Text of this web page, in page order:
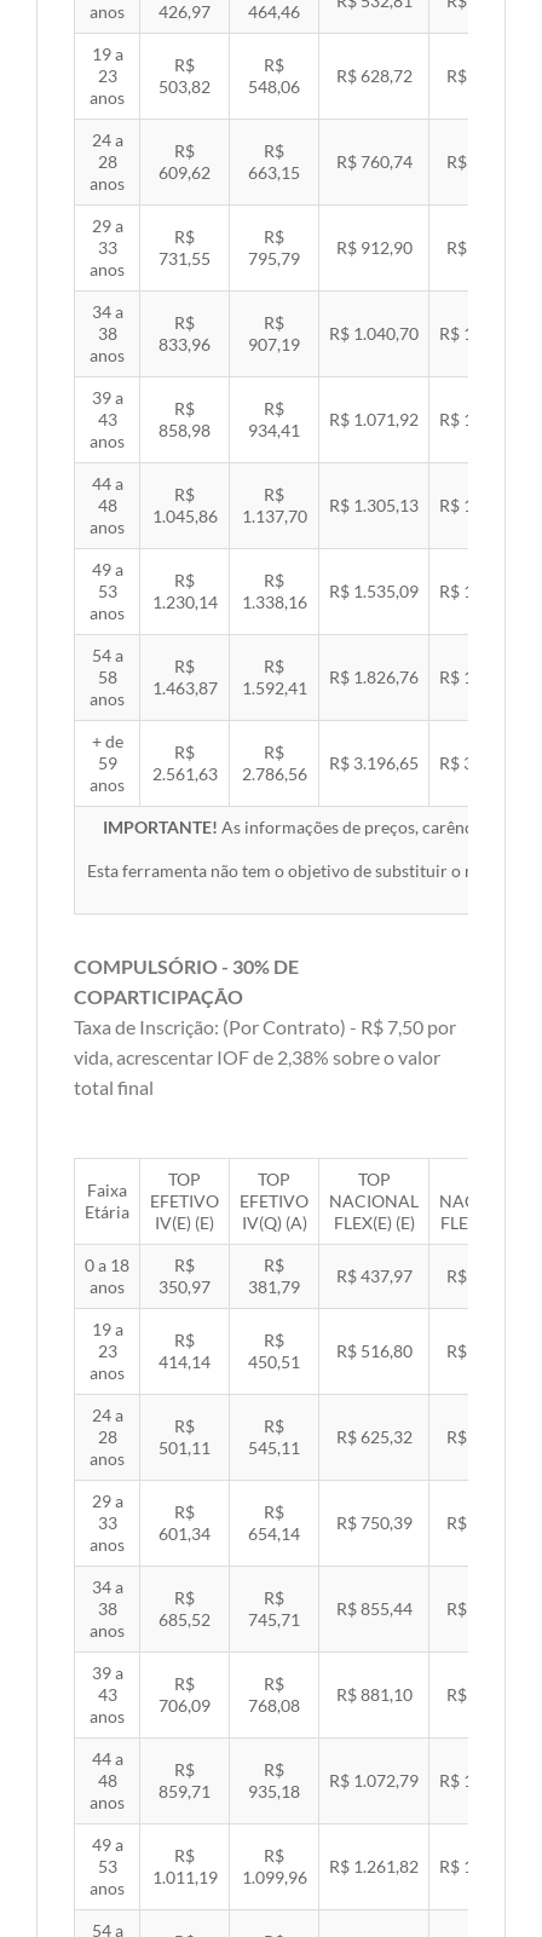
anos 426,97 464,46
19 a
23
anos
R$
503,82
R$
548,06
R$ 628,72 R$ 647,89
24 a
28
anos
R$
609,62
R$
663,15
R$ 760,74 R$ 783,94
29 a
33
anos
R$
731,55
R$
795,79
R$ 912,90 R$ 940,74
34 a
38
anos
R$
833,96
R$
907,19
R$ 1.040,70 R$ 1.072,43
39 a
43
anos
R$
858,98
R$
934,41
R$ 1.071,92 R$ 1.104,60
44 a
48
anos
R$
1.045,86
R$
1.137,70
R$ 1.305,13 R$ 1.344,92
49 a
53
anos
R$
1.230,14
R$
1.338,16
R$ 1.535,09 R$ 1.581,89
54 a
58
anos
R$
1.463,87
R$
1.592,41
R$ 1.826,76 R$ 1.882,45
+ de
59
anos
R$
2.561,63
R$
2.786,56
R$ 3.196,65 R$ 3.294,10
IMPORTANTE! As informações de preços, carências,
Esta ferramenta não tem o objetivo de substituir o material
COMPULSÓRIO - 30% DE
COPARTICIPAÇÃO
Taxa de Inscrição: (Por Contrato) - R$ 7,50 por
vida, acrescentar IOF de 2,38% sobre o valor
total final
Faixa
Etária
TOP
EFETIVO
IV(E) (E)
TOP
EFETIVO
IV(Q) (A)
TOP
NACIONAL
FLEX(E) (E)
NACIONAL
FLEX(Q) (A)
0 a 18
anos
R$
350,97
R$
381,79
R$ 437,97 R$ 451,33
19 a
23
anos
R$
414,14
R$
450,51
R$ 516,80 R$ 532,57
24 a
28
anos
R$
501,11
R$
545,11
R$ 625,32 R$ 644,40
29 a
33
anos
R$
601,34
R$
654,14
R$ 750,39 R$ 773,29
34 a
38
anos
R$
685,52
R$
745,71
R$ 855,44 R$ 881,54
39 a
43
anos
R$
706,09
R$
768,08
R$ 881,10 R$ 907,99
44 a
48
anos
R$
859,71
R$
935,18
R$ 1.072,79 R$ 1.105,53
49 a
53
anos
R$
1.011,19
R$
1.099,96
R$ 1.261,82 R$ 1.300,32
54 a